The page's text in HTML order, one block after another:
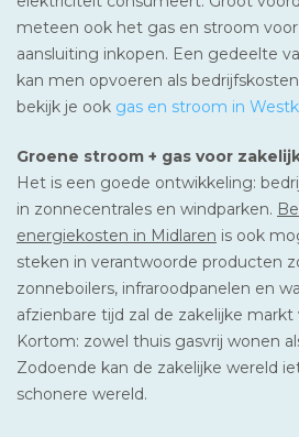
meteen ook het gas en stroom
aansluiting inkopen. Een gedeelte
kan men opvoeren als
bekijk je ook gas en stroom in
Groene stroom + gas voor
Het is een goede ontwikkeling:
in zonnecentrales en windparken.
energiekosten in Midlaren is ook
steken in verantwoorde producten
zonneboilers, infraroodpanelen en
afzienbare tijd zal de zakelijke
Kortom: zowel thuis gasvrij wonen
Zodoende kan de zakelijke wereld
schonere wereld.